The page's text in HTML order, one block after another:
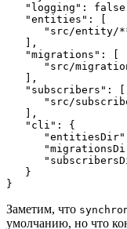
}
Заметим, что
умолчанию, но что